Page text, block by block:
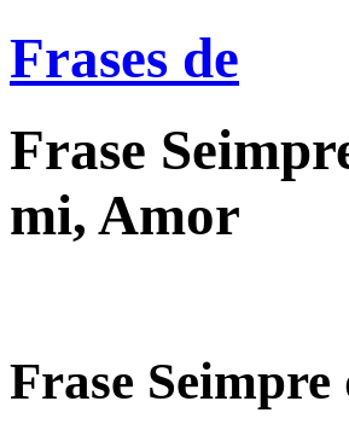
Frases de
Frase
mi, Amor
Frase